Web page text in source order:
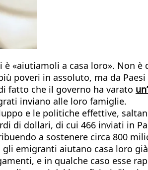
«aiutiamoli a casa loro». Non
poveri in assoluto, ma da
fatto che il governo ha varato
inviano alle loro famiglie.
e le politiche effettive,
di dollari, di cui 466 inviati in
a sostenere circa 800
emigranti aiutano casa loro
e in qualche caso esse